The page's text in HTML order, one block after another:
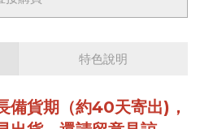
特色說明
備貨期（約40天寄出)，